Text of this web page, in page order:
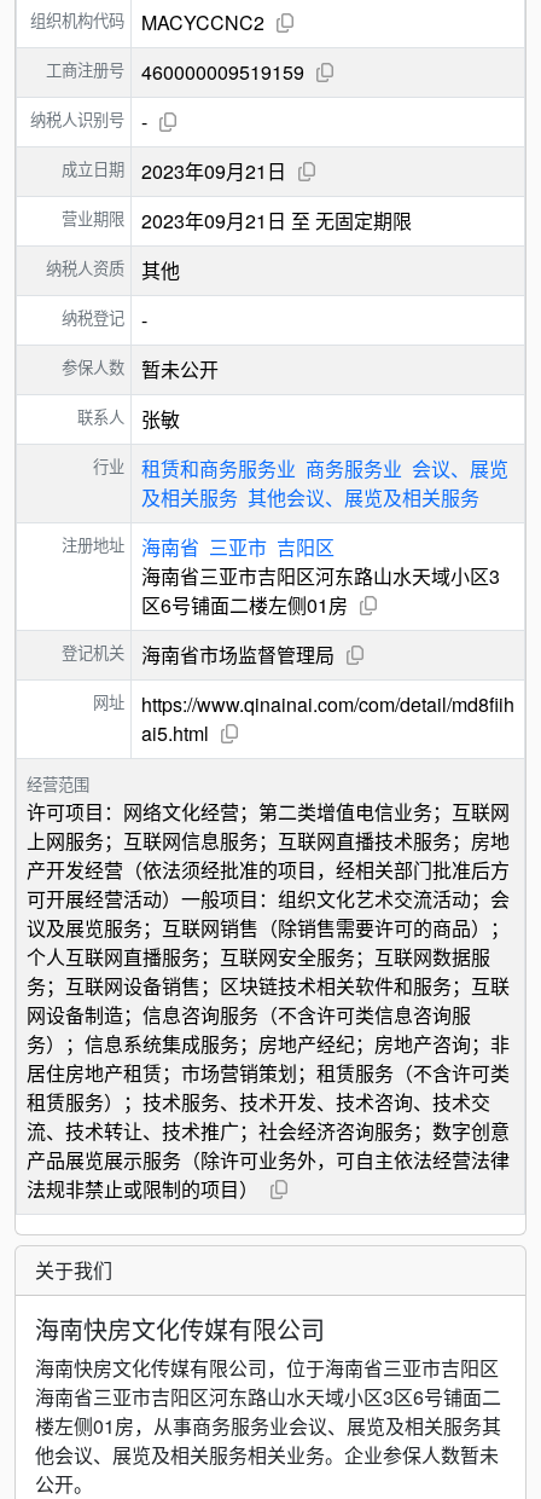
组织机构代码 MACYCCNC2
工商注册号 460000009519159
纳税人识别号 -
成立日期 2023年09月21日
营业期限 2023年09月21日 至 无固定期限
纳税人资质 其他
纳税登记 -
参保人数 暂未公开
联系人 张敏
行业 租赁和商务服务业 商务服务业 会议、展览
及相关服务 其他会议、展览及相关服务
注册地址 海南省 三亚市 吉阳区
海南省三亚市吉阳区河东路山水天域小区3
区6号铺面二楼左侧01房
登记机关 海南省市场监督管理局
网址
https://www.qinainai.com/com/detail/md8fiih
ai5.html
经营范围
许可项目：网络文化经营；第二类增值电信业务；互联网
上网服务；互联网信息服务；互联网直播技术服务；房地
产开发经营（依法须经批准的项目，经相关部门批准后方
可开展经营活动）一般项目：组织文化艺术交流活动；会
议及展览服务；互联网销售（除销售需要许可的商品）；
个人互联网直播服务；互联网安全服务；互联网数据服
务；互联网设备销售；区块链技术相关软件和服务；互联
网设备制造；信息咨询服务（不含许可类信息咨询服
务）；信息系统集成服务；房地产经纪；房地产咨询；非
居住房地产租赁；市场营销策划；租赁服务（不含许可类
租赁服务）；技术服务、技术开发、技术咨询、技术交
流、技术转让、技术推广；社会经济咨询服务；数字创意
产品展览展示服务（除许可业务外，可自主依法经营法律
法规非禁止或限制的项目）
关于我们
海南快房文化传媒有限公司
海南快房文化传媒有限公司，位于海南省三亚市吉阳区
海南省三亚市吉阳区河东路山水天域小区3区6号铺面二
楼左侧01房，从事商务服务业会议、展览及相关服务其
他会议、展览及相关服务相关业务。企业参保人数暂未
公开。